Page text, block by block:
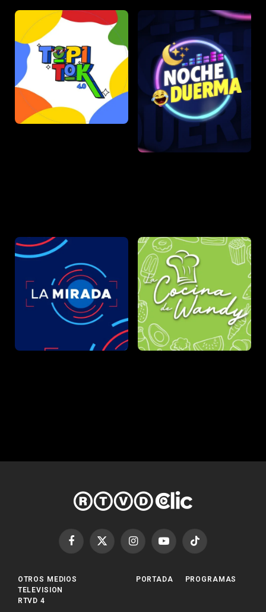
Facebook
X
InstagramYouTubeTikTok
OTROS MEDIOS
TELEVISION
RTVD 4
PORTADA PROGRAMAS